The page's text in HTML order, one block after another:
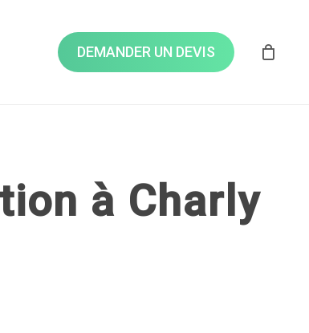
DEMANDER UN DEVIS Cart
à Charly